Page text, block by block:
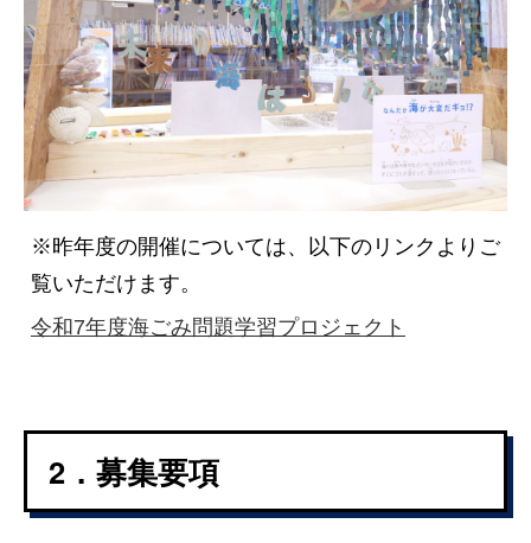
※昨年度の開催については、以下のリンクよりご
覧いただけます。
令和7年度海ごみ問題学習プロジェクト
2．募集要項